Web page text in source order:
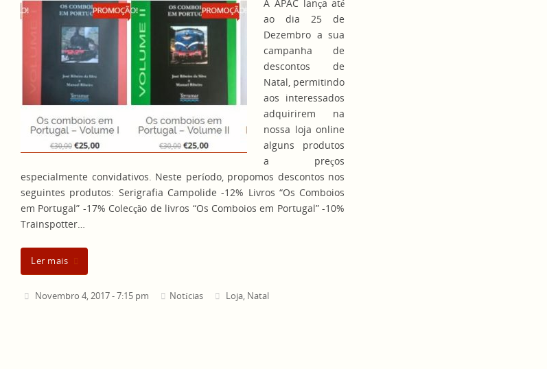
A APAC lança até
ao dia 25 de
Dezembro a sua
campanha de
descontos de
Natal, permitindo
aos interessados
adquirirem na
nossa loja online
alguns produtos
a preços
especialmente convidativos. Neste período, propomos descontos nos
seguintes produtos: Serigrafia Campolide -12% Livros “Os Comboios
em Portugal” -17% Colecção de livros “Os Comboios em Portugal” -10%
Trainspotter…
Ler mais
Novembro 4, 2017 - 7:15 pm Notícias Loja, Natal